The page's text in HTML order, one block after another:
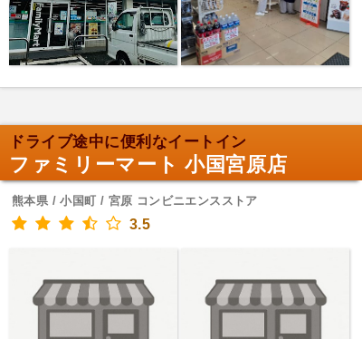
ドライブ途中に便利なイートイン
ファミリーマート 小国宮原店
熊本県 / 小国町 / 宮原 コンビニエンスストア
3.5